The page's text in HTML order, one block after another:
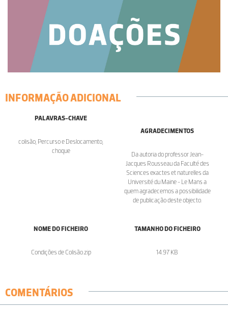
INFORMAÇÃO ADICIONAL
PALAVRAS-CHAVE
colisão, Percurso e Deslocamento,
choque
AGRADECIMENTOS
Da autoria do professor Jean-
Jacques Rousseau da Faculté des
Sciences exactes et naturelles da
Université du Maine - Le Mans a
quem agradecemos a possibilidade
de publicação deste objecto.
NOME DO FICHEIRO
Condições de Colisão.zip
TAMANHO DO FICHEIRO
14.97 KB
COMENTÁRIOS